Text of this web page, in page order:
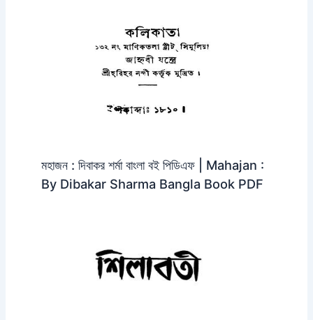
মহাজন : দিবাকর শর্মা বাংলা বই পিডিএফ | Mahajan :
By Dibakar Sharma Bangla Book PDF